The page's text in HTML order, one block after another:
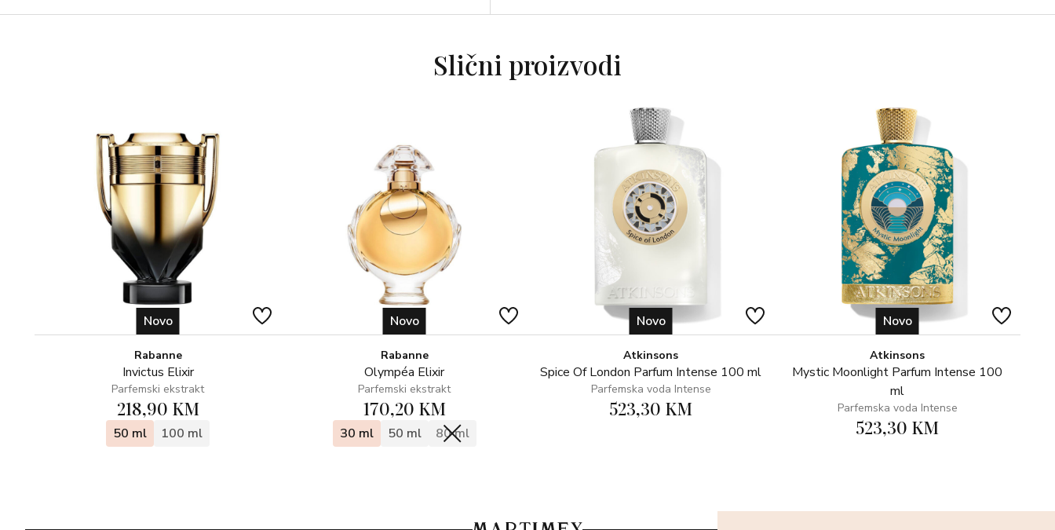
Slični proizvodi
Novo
Rabanne
Invictus Elixir
Parfemski ekstrakt
218,90 KM
50 ml 100 ml
Novo
Rabanne
Olympéa Elixir
Parfemski ekstrakt
170,20 KM
30 ml 50 ml 80 ml
Novo
Atkinsons
Spice Of London Parfum Intense 100 ml
Parfemska voda Intense
523,30 KM
Novo
Atkinsons
Mystic Moonlight Parfum Intense 100
ml
Parfemska voda Intense
523,30 KM